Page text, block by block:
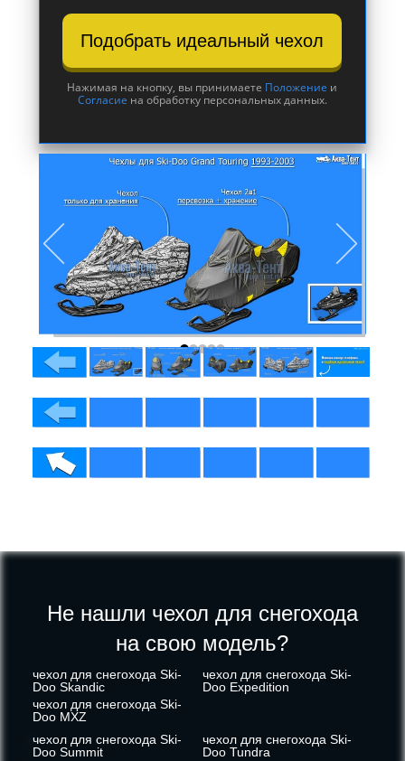
Подобрать идеальный чехол
Нажимая на кнопку, вы принимаете Положение и
Согласие на обработку персональных данных.
Не нашли чехол для снегохода
на свою модель?
чехол для снегохода Ski-
Doo Skandic
чехол для снегохода Ski-
Doo MXZ
чехол для снегохода Ski-
Doo Expedition
чехол для снегохода Ski-
Doo Summit
чехол для снегохода Ski-
Doo Tundra